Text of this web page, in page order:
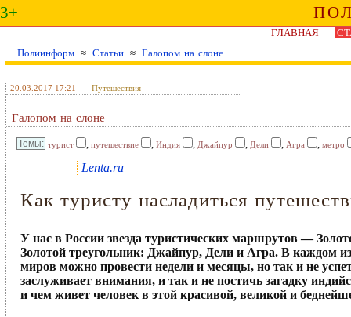
3+
ГЛАВНАЯ
Полиинформ ≈ Статьи ≈ Галопом на слоне
20.03.2017 17:21 Путешествия
Галопом на слоне
турист , путешествие , Индия , Джайпур , Дели , Агра , метро
Lenta.ru
Как туристу насладиться
У нас в России звезда туристических маршрутов —
Золотой треугольник: Джайпур, Дели и Агра. В каждом
миров можно провести недели и месяцы, но так и не
заслуживает внимания, и так и не постичь загадку
и чем живет человек в этой красивой, великой и